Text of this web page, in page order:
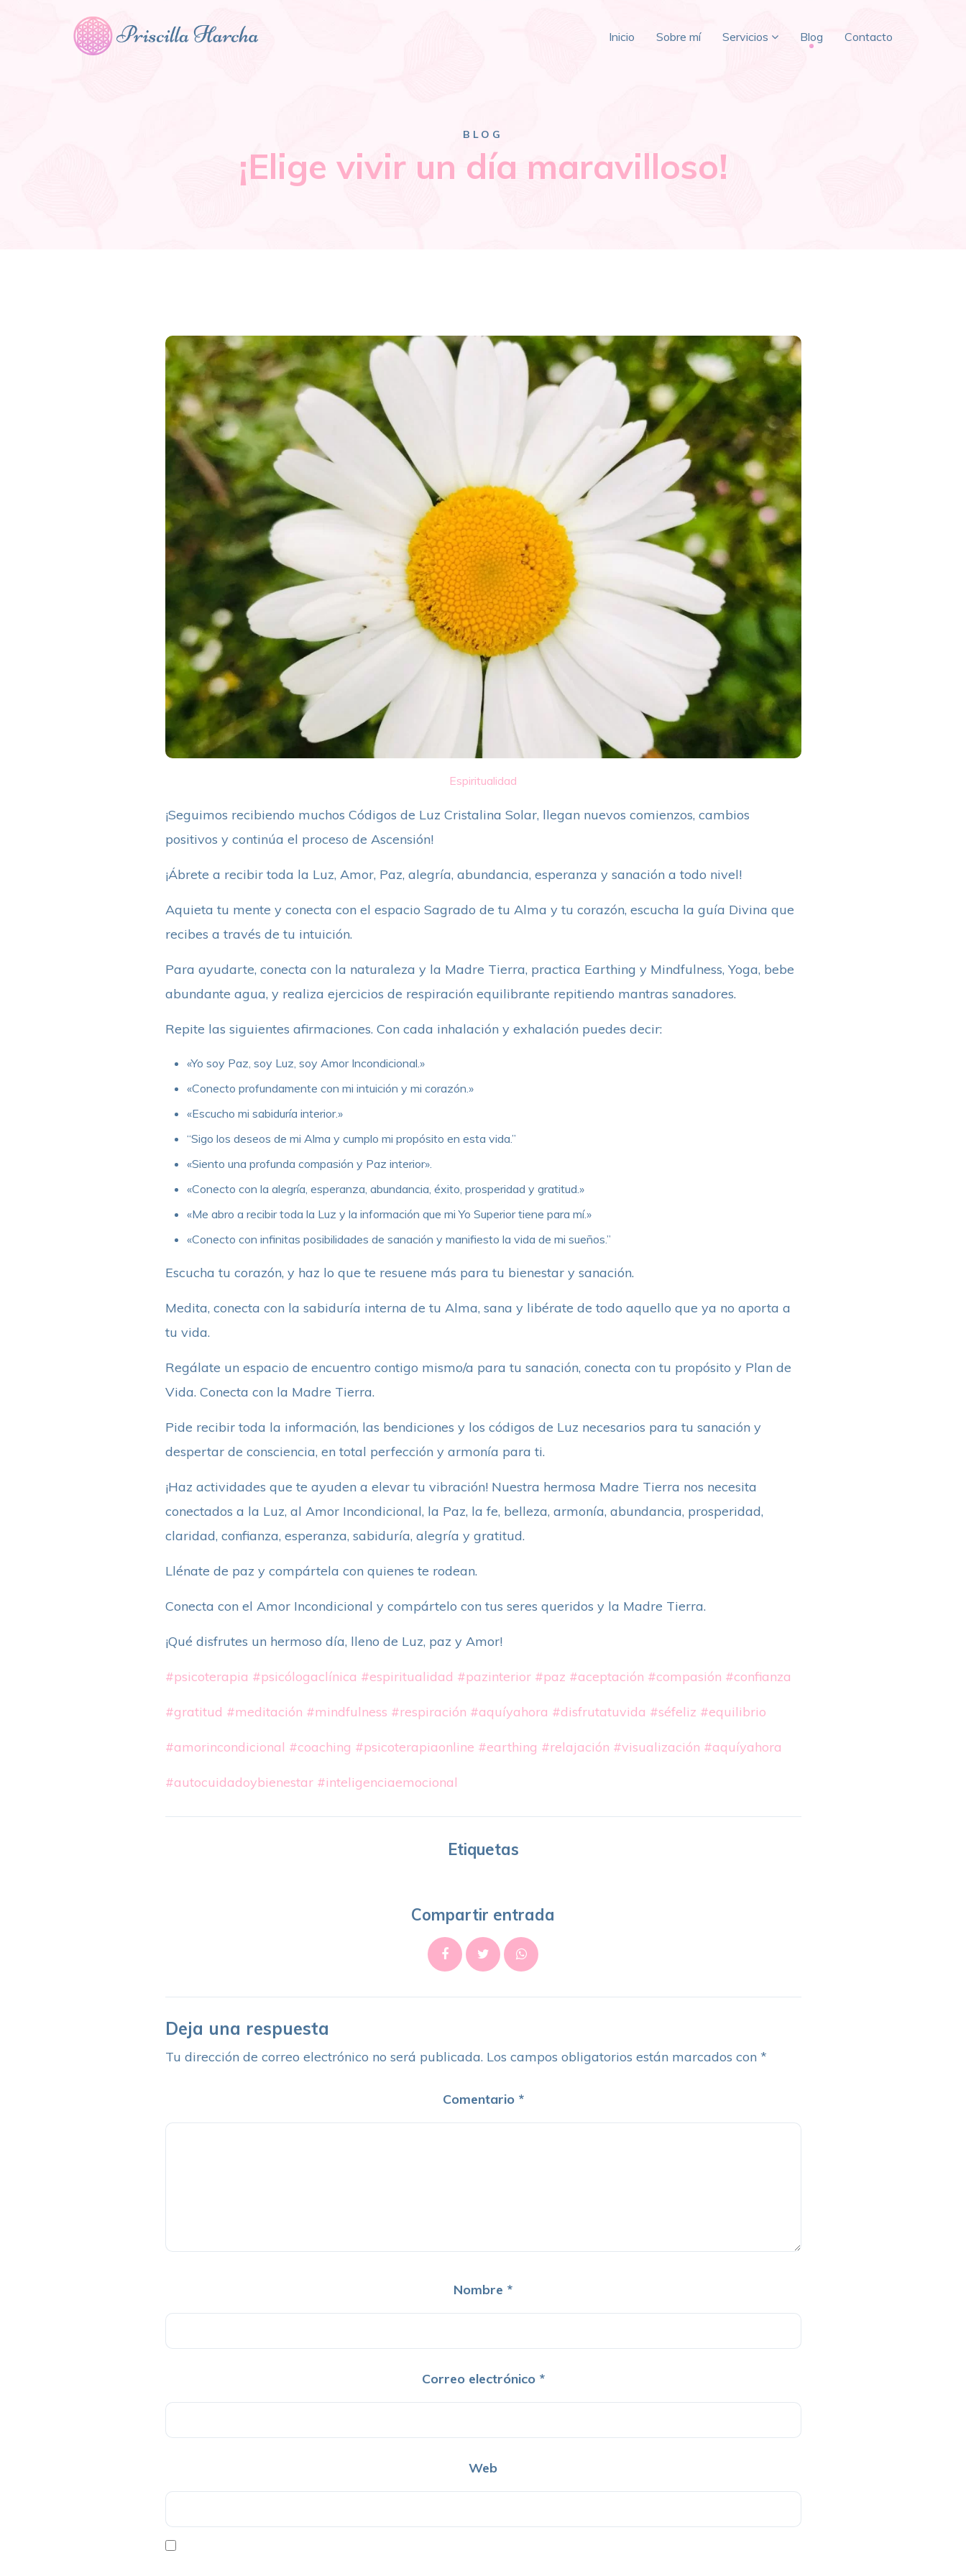
Inicio Sobre mí Servicios Blog Contacto
BLOG
¡Elige vivir un día maravilloso!
Espiritualidad
¡Seguimos recibiendo muchos Códigos de Luz Cristalina Solar, llegan nuevos comienzos, cambios
positivos y continúa el proceso de Ascensión!
¡Ábrete a recibir toda la Luz, Amor, Paz, alegría, abundancia, esperanza y sanación a todo nivel!
Aquieta tu mente y conecta con el espacio Sagrado de tu Alma y tu corazón, escucha la guía Divina que
recibes a través de tu intuición.
Para ayudarte, conecta con la naturaleza y la Madre Tierra, practica Earthing y Mindfulness, Yoga, bebe
abundante agua, y realiza ejercicios de respiración equilibrante repitiendo mantras sanadores.
Repite las siguientes afirmaciones. Con cada inhalación y exhalación puedes decir:
«Yo soy Paz, soy Luz, soy Amor Incondicional.»
«Conecto profundamente con mi intuición y mi corazón.»
«Escucho mi sabiduría interior.»
“Sigo los deseos de mi Alma y cumplo mi propósito en esta vida.”
«Siento una profunda compasión y Paz interior».
«Conecto con la alegría, esperanza, abundancia, éxito, prosperidad y gratitud.»
«Me abro a recibir toda la Luz y la información que mi Yo Superior tiene para mí.»
«Conecto con infinitas posibilidades de sanación y manifiesto la vida de mi sueños.”
Escucha tu corazón, y haz lo que te resuene más para tu bienestar y sanación.
Medita, conecta con la sabiduría interna de tu Alma, sana y libérate de todo aquello que ya no aporta a
tu vida.
Regálate un espacio de encuentro contigo mismo/a para tu sanación, conecta con tu propósito y Plan de
Vida. Conecta con la Madre Tierra.
Pide recibir toda la información, las bendiciones y los códigos de Luz necesarios para tu sanación y
despertar de consciencia, en total perfección y armonía para ti.
¡Haz actividades que te ayuden a elevar tu vibración! Nuestra hermosa Madre Tierra nos necesita
conectados a la Luz, al Amor Incondicional, la Paz, la fe, belleza, armonía, abundancia, prosperidad,
claridad, confianza, esperanza, sabiduría, alegría y gratitud.
Llénate de paz y compártela con quienes te rodean.
Conecta con el Amor Incondicional y compártelo con tus seres queridos y la Madre Tierra.
¡Qué disfrutes un hermoso día, lleno de Luz, paz y Amor!
#psicoterapia #psicólogaclínica #espiritualidad #pazinterior #paz #aceptación #compasión #confianza
#gratitud #meditación #mindfulness #respiración #aquíyahora #disfrutatuvida #séfeliz #equilibrio
#amorincondicional #coaching #psicoterapiaonline #earthing #relajación #visualización #aquíyahora
#autocuidadoybienestar #inteligenciaemocional
Etiquetas
Compartir entrada
Deja una respuesta
Tu dirección de correo electrónico no será publicada. Los campos obligatorios están marcados con *
Comentario *
Nombre *
Correo electrónico *
Web